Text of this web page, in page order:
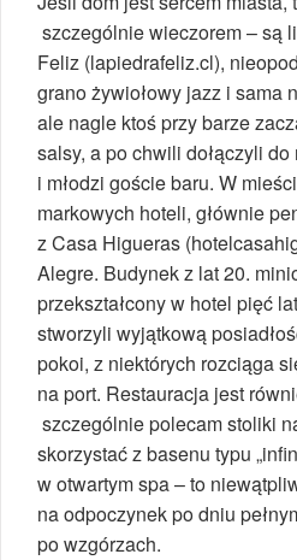
szczególnie wieczorem – są
Feliz (lapiedrafeliz.cl),
grano żywiołowy jazz i sama
ale nagle ktoś przy barze
salsy, a po chwili dołączyli
i młodzi goście baru. W
markowych hoteli, głównie
z Casa Higueras
Alegre. Budynek z lat 20.
przekształcony w hotel pięć
stworzyli wyjątkową
pokoi, z niektórych rozciąga
na port. Restauracja jest
szczególnie polecam stoliki
skorzystać z basenu typu
w otwartym spa – to
na odpoczynek po dniu
po wzgórzach.